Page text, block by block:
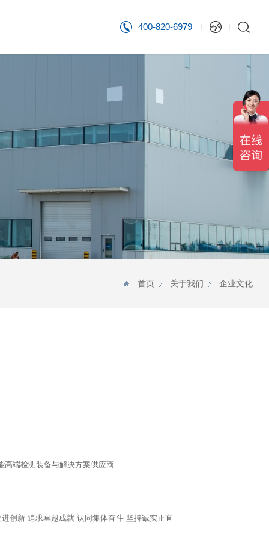
400-820-6979
首页 关于我们 企业文化
高端检测装备与解决方案供应商
创新 追求卓越成就 认同集体奋斗 坚持诚实正直